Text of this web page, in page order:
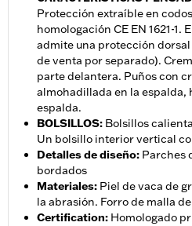
Protección extraíble en
homologación CE EN 1621-1.
admite una protección dorsal
de venta por separado).
parte delantera. Puños con
almohadillada en la espalda,
espalda.
BOLSILLOS: Bolsillos
Un bolsillo interior vertical
Detalles de diseño: Parches
bordados
Materiales: Piel de vaca de
la abrasión. Forro de malla
Certification: Homologado